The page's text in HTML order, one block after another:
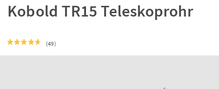
Kobold TR15 Teleskoprohr
(49)